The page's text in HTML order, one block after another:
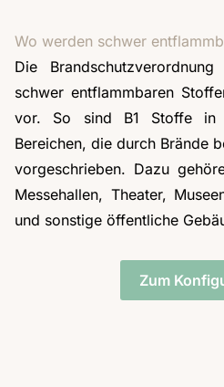
Wo werden schwer
Die
schwer entflammbaren
vor. So sind B1 Stoffe in
Bereichen, die durch Brände
vorgeschrieben. Dazu
Messehallen, Theater,
und sonstige öffentliche
Zum